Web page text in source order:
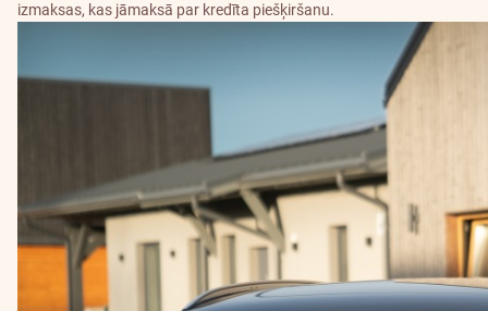
izmaksas, kas jāmaksā par kredīta piešķiršanu.